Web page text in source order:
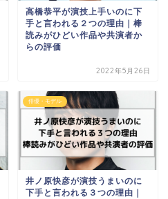
高橋恭平が演技上手いのに下
手と言われる２つの理由｜棒
読みがひどい作品や共演者か
らの評価
2022年5月26日
俳優・モデル
井ノ原快彦が演技うまいのに
下手と言われる３つの理由｜